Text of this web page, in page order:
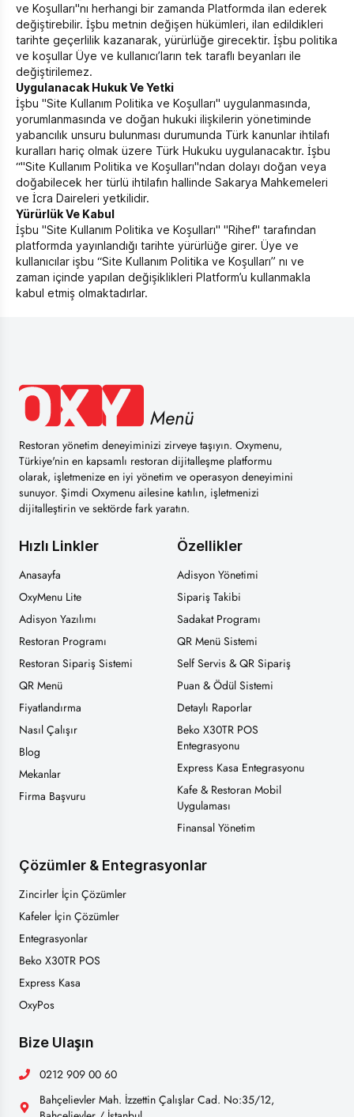
ve Koşulları"nı herhangi bir zamanda Platformda ilan ederek
değiştirebilir. İşbu metnin değişen hükümleri, ilan edildikleri
tarihte geçerlilik kazanarak, yürürlüğe girecektir. İşbu politika
ve koşullar Üye ve kullanıcı’ların tek taraflı beyanları ile
değiştirilemez.
Uygulanacak Hukuk Ve Yetki
İşbu "Site Kullanım Politika ve Koşulları" uygulanmasında,
yorumlanmasında ve doğan hukuki ilişkilerin yönetiminde
yabancılık unsuru bulunması durumunda Türk kanunlar ihtilafı
kuralları hariç olmak üzere Türk Hukuku uygulanacaktır. İşbu
“"Site Kullanım Politika ve Koşulları"ndan dolayı doğan veya
doğabilecek her türlü ihtilafın hallinde Sakarya Mahkemeleri
ve İcra Daireleri yetkilidir.
Yürürlük Ve Kabul
İşbu "Site Kullanım Politika ve Koşulları" "Rihef" tarafından
platformda yayınlandığı tarihte yürürlüğe girer. Üye ve
kullanıcılar işbu “Site Kullanım Politika ve Koşulları” nı ve
zaman içinde yapılan değişiklikleri Platform’u kullanmakla
kabul etmiş olmaktadırlar.
Menü
Restoran yönetim deneyiminizi zirveye taşıyın. Oxymenu,
Türkiye'nin en kapsamlı restoran dijitalleşme platformu
olarak, işletmenize en iyi yönetim ve operasyon deneyimini
sunuyor. Şimdi Oxymenu ailesine katılın, işletmenizi
dijitalleştirin ve sektörde fark yaratın.
Hızlı Linkler
Anasayfa
OxyMenu Lite
Adisyon Yazılımı
Restoran Programı
Restoran Sipariş Sistemi
QR Menü
Fiyatlandırma
Nasıl Çalışır
Blog
Mekanlar
Firma Başvuru
Özellikler
Adisyon Yönetimi
Sipariş Takibi
Sadakat Programı
QR Menü Sistemi
Self Servis & QR Sipariş
Puan & Ödül Sistemi
Detaylı Raporlar
Beko X30TR POS
Entegrasyonu
Express Kasa Entegrasyonu
Kafe & Restoran Mobil
Uygulaması
Finansal Yönetim
Çözümler & Entegrasyonlar
Zincirler İçin Çözümler
Kafeler İçin Çözümler
Entegrasyonlar
Beko X30TR POS
Express Kasa
OxyPos
Bize Ulaşın
0212 909 00 60
Bahçelievler Mah. İzzettin Çalışlar Cad. No:35/12,